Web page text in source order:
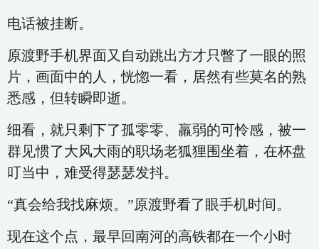
电话被挂断。
原渡野手机界面又自动跳出方才只瞥了一眼的照
片，画面中的人，恍惚一看，居然有些莫名的熟
悉感，但转瞬即逝。
细看，就只剩下了孤零零、羸弱的可怜感，被一
群见惯了大风大雨的职场老狐狸围坐着，在杯盘
叮当中，难受得瑟瑟发抖。
“真会给我找麻烦。”原渡野看了眼手机时间。
现在这个点，最早回南河的高铁都在一个小时